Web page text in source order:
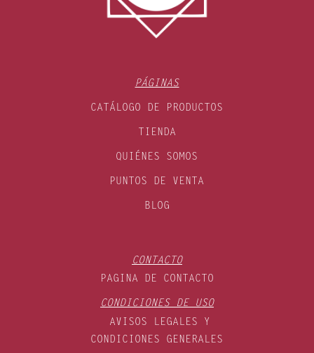
PÁGINAS
CATÁLOGO DE PRODUCTOS
TIENDA
QUIÉNES SOMOS
PUNTOS DE VENTA
BLOG
CONTACTO
PAGINA DE CONTACTO
CONDICIONES DE USO
AVISOS LEGALES Y
CONDICIONES GENERALES